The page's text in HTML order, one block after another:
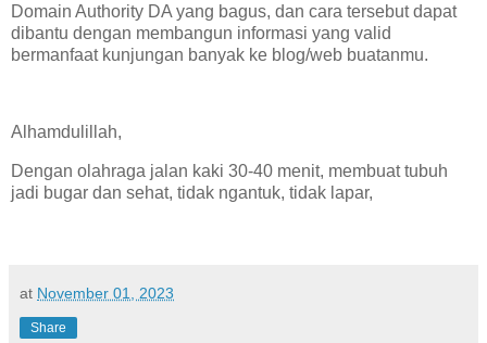
Domain Authority DA yang bagus, dan cara tersebut dapat
dibantu dengan membangun informasi yang valid
bermanfaat kunjungan banyak ke blog/web buatanmu.
Alhamdulillah,
Dengan olahraga jalan kaki 30-40 menit, membuat tubuh
jadi bugar dan sehat, tidak ngantuk, tidak lapar,
at November 01, 2023
Share